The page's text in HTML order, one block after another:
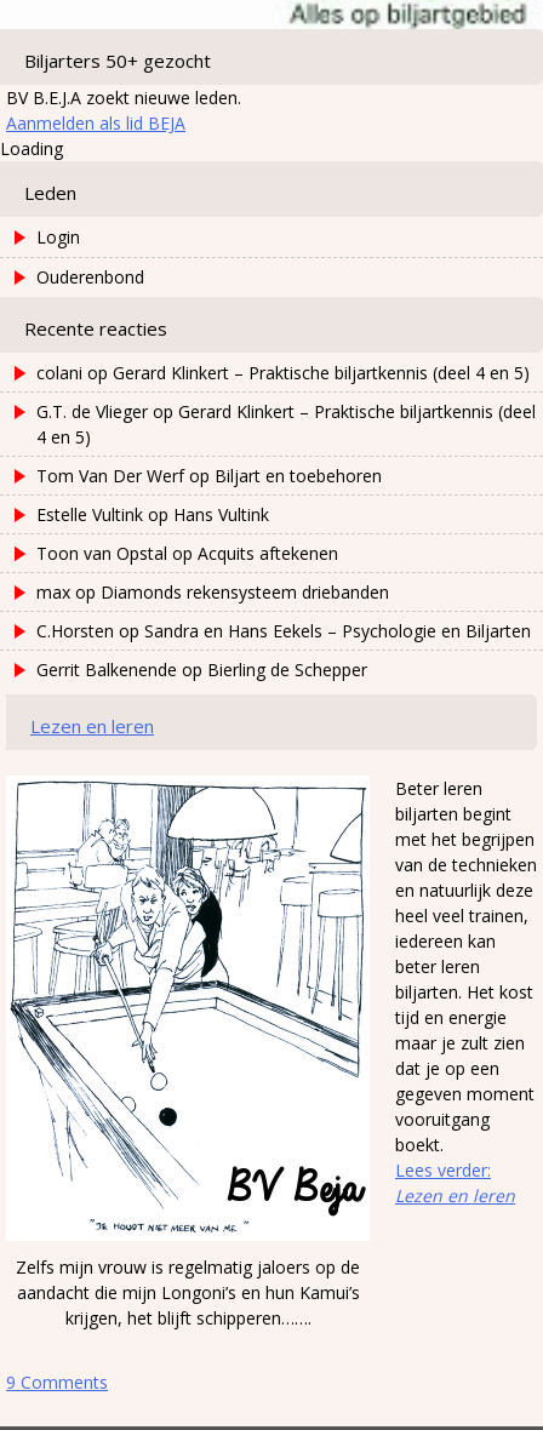
Biljarters 50+ gezocht
BV B.E.J.A zoekt nieuwe leden.
Aanmelden als lid BEJA
Loading
Leden
Login
Ouderenbond
Recente reacties
colani op Gerard Klinkert – Praktische biljartkennis (deel 4 en 5)
G.T. de Vliegerop Gerard Klinkert – Praktische biljartkennis (deel
4 en 5)
Tom Van Der Werfop Biljart en toebehoren
Estelle Vultink op Hans Vultink
Toon van Opstal op Acquits aftekenen
max op Diamonds rekensysteem driebanden
C.Horsten op Sandra en Hans Eekels – Psychologie en Biljarten
Gerrit Balkenende op Bierling de Schepper
Lezen en leren
Zelfs mijn vrouw is regelmatig jaloers op de
aandacht die mijn Longoni’s en hun Kamui’s
krijgen, het blijft schipperen…….
Beter leren
biljarten begint
met het begrijpen
van de technieken
en natuurlijk deze
heel veel trainen,
iedereen kan
beter leren
biljarten. Het kost
tijd en energie
maar je zult zien
dat je op een
gegeven moment
vooruitgang
boekt.
Lees verder:
Lezen en leren
9 Comments